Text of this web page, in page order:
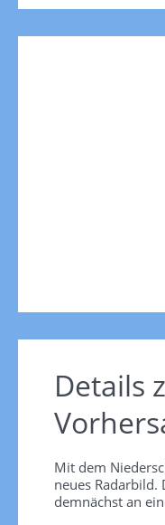
Details
Mit dem
neues Radarbild.
demnächst an